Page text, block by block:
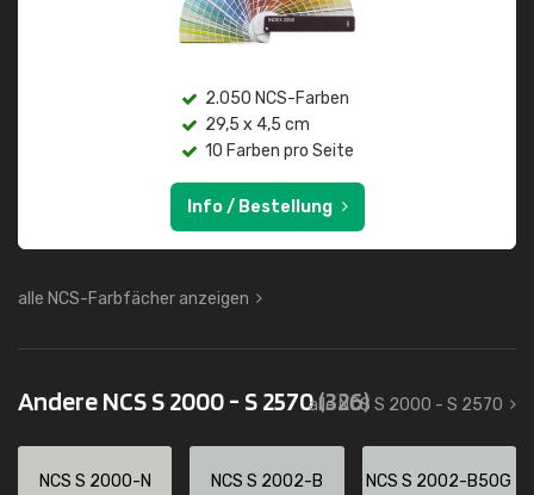
2.050 NCS-Farben
29,5 x 4,5 cm
10 Farben pro Seite
Info / Bestellung
alle NCS-Farbfächer anzeigen
Andere NCS S 2000 - S 2570(326)
alle NCS S 2000 - S 2570
NCS S 2000-N NCS S 2002-B NCS S 2002-B50G